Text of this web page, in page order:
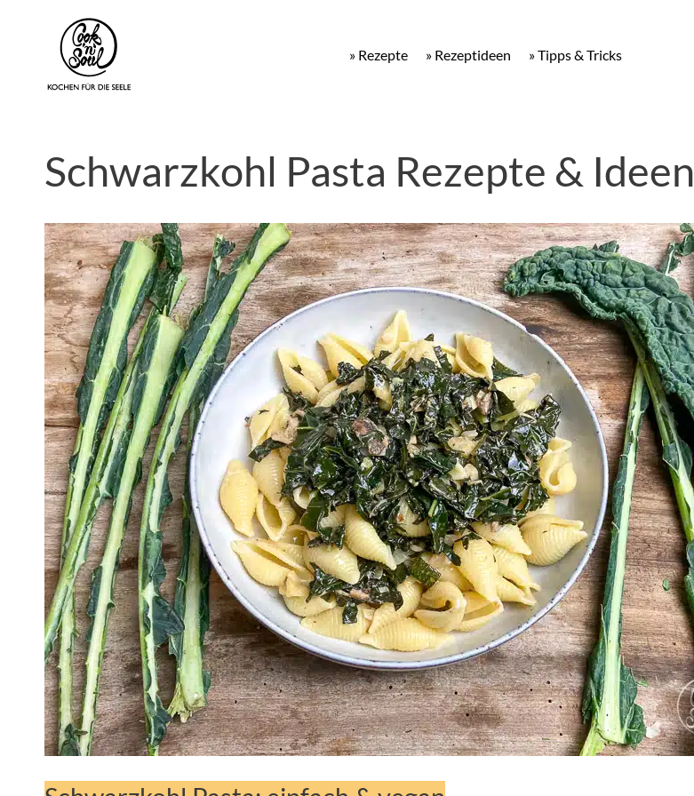
» Tipps & Tricks
» Rezeptideen
» Rezepte
Schwarzkohl Pasta Rezepte & Ideen